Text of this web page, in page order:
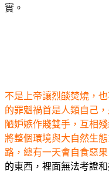
實。
不是上帝讓烈燄焚燒，
的罪魁禍首是人類自己
陋妒嫉作賤雙手，互相
將整個環境與大自然生
路，總有一天會自食惡果
的東西，裡面無法考證